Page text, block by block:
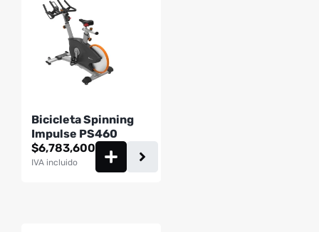
Bicicleta Spinning
Impulse PS460
$6,783,600
IVA incluido